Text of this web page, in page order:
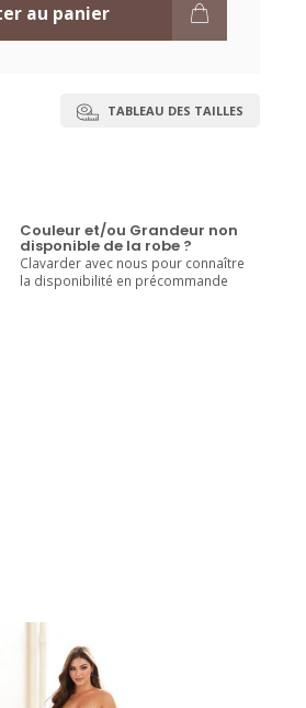
au panier
TABLEAU DES TAILLES
Couleur et/ou Grandeur non
disponible de la robe ?
Clavarder avec nous pour connaître
la disponibilité en précommande